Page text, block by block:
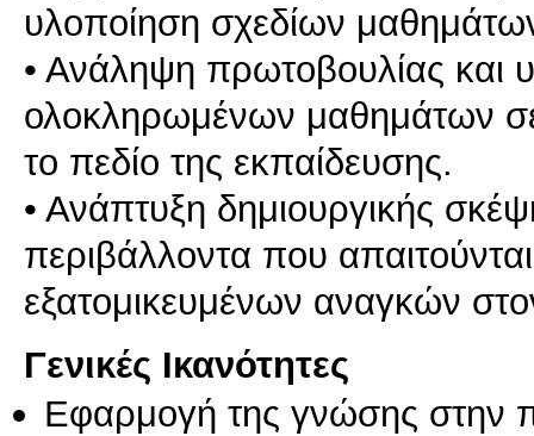
υλοποίηση σχεδίων
• Ανάληψη πρωτοβουλίας και
ολοκληρωμένων μαθημάτων
το πεδίο της εκπαίδευσης.
• Ανάπτυξη δημιουργικής
περιβάλλοντα που
Γενικές Ικανότητες
Εφαρμογή της γνώσης στην